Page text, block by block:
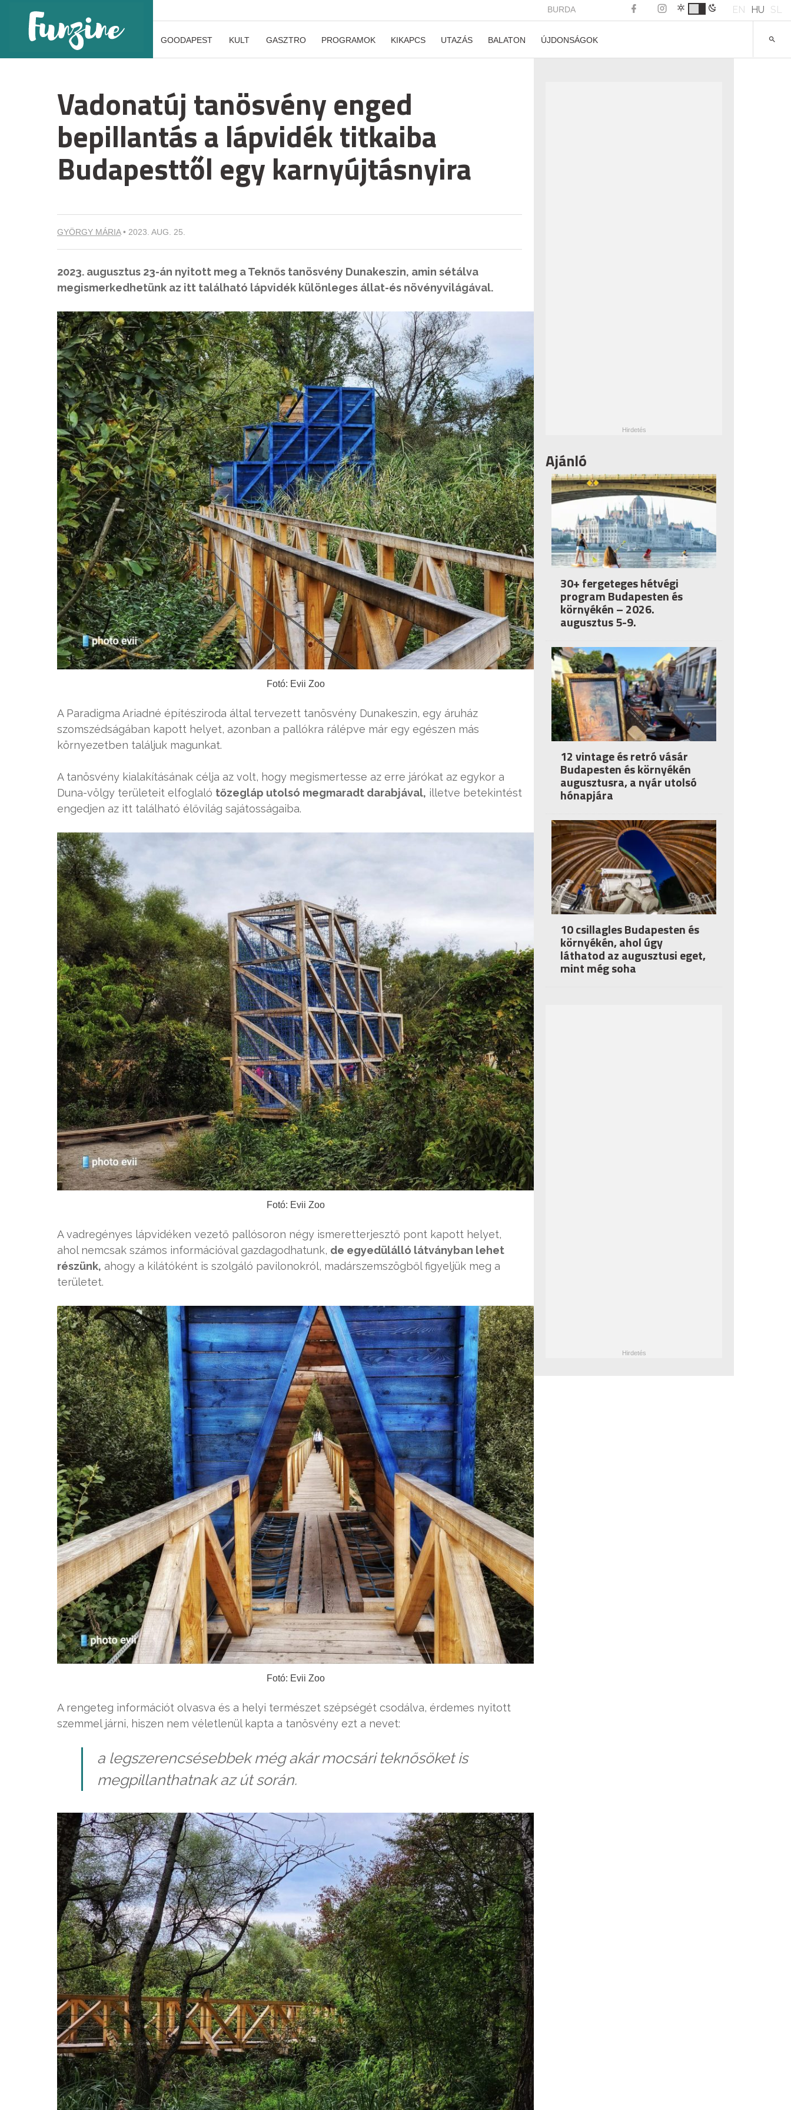
BURDA EN HU SL
GOODAPEST KULT GASZTRO PROGRAMOK KIKAPCS UTAZÁS BALATON ÚJDONSÁGOK
Vadonatúj tanösvény enged
bepillantás a lápvidék titkaiba
Budapesttől egy karnyújtásnyira
GYÖRGY MÁRIA• 2023. AUG. 25.
2023. augusztus 23-án nyitott meg a Teknős tanösvény Dunakeszin, amin sétálva
megismerkedhetünk az itt található lápvidék különleges állat-és növényvilágával.
Fotó: Evii Zoo
A Paradigma Ariadné építésziroda által tervezett tanösvény Dunakeszin, egy áruház
szomszédságában kapott helyet, azonban a pallókra rálépve már egy egészen más
környezetben találjuk magunkat.
A tanösvény kialakításának célja az volt, hogy megismertesse az erre járókat az egykor a
Duna-völgy területeit elfoglaló tőzegláp utolsó megmaradt darabjával, illetve betekintést
engedjen az itt található élővilág sajátosságaiba.
Fotó: Evii Zoo
A vadregényes lápvidéken vezető pallósoron négy ismeretterjesztő pont kapott helyet,
ahol nemcsak számos információval gazdagodhatunk, de egyedülálló látványban lehet
részünk, ahogy a kilátóként is szolgáló pavilonokról, madárszemszögből figyeljük meg a
területet.
Fotó: Evii Zoo
A rengeteg információt olvasva és a helyi természet szépségét csodálva, érdemes nyitott
szemmel járni, hiszen nem véletlenül kapta a tanösvény ezt a nevet:
a legszerencsésebbek még akár mocsári teknősöket is
megpillanthatnak az út során.
Ajánló
30+ fergeteges hétvégi
program Budapesten és
környékén – 2026.
augusztus 5-9.
12 vintage és retró vásár
Budapesten és környékén
augusztusra, a nyár utolsó
hónapjára
10 csillagles Budapesten és
környékén, ahol úgy
láthatod az augusztusi eget,
mint még soha